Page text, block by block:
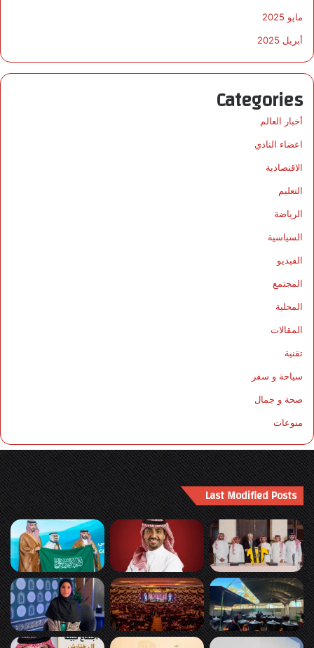
مايو 2025
أبريل 2025
Categories
أخبار العالم
اعضاء النادي
الاقتصادية
التعليم
الرياضة
السياسية
الفيديو
المجتمع
المحلية
المقالات
تقنية
سياحة و سفر
صحة و جمال
منوعات
Last Modified Posts